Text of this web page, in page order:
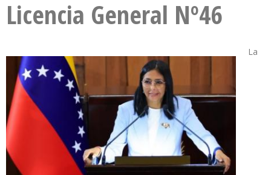
Licencia General Nº46
La